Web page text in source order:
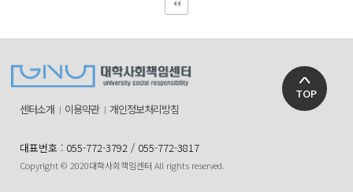
센터소개 이용약관 개인정보처리방침
대표번호 : 055-772-3792 / 055-772-3817
Copyright © 2020대학사회책임센터 All rights reserved.
TOP